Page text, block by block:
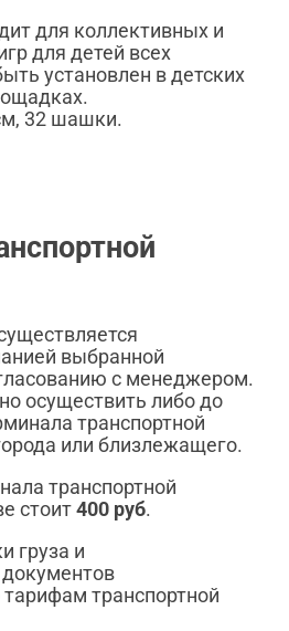
для коллективных и
для детей всех
установлен в детских
32 шашки.
выбранной
с менеджером.
осуществить либо до
транспортной
или близлежащего.
транспортной
стоит400 руб.
груза и
транспортной